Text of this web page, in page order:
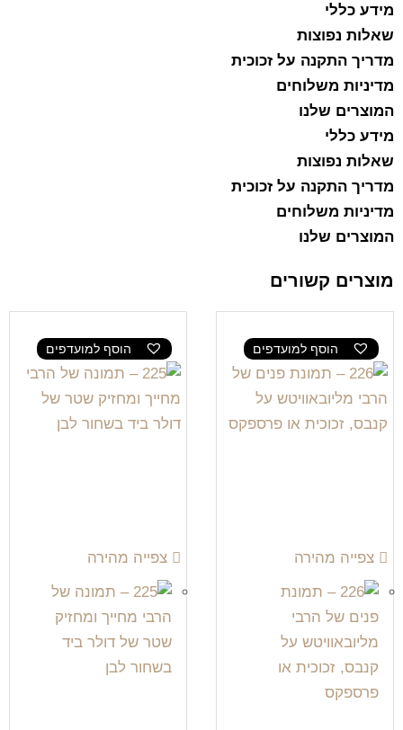
מידע כללי
שאלות נפוצות
מדריך התקנה על זכוכית
מדיניות משלוחים
המוצרים שלנו
מידע כללי
שאלות נפוצות
מדריך התקנה על זכוכית
מדיניות משלוחים
המוצרים שלנו
מוצרים קשורים
הוסף למועדפים
צפייה מהירה
הוסף למועדפים
צפייה מהירה